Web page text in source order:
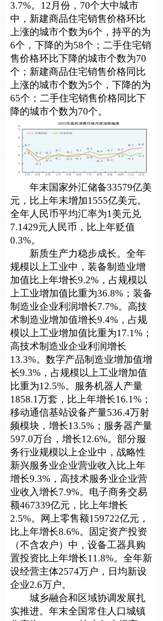
3.7%。12月份，70个大中城市
中，新建商品住宅销售价格环比
上涨的城市个数为6个，持平的为
6个，下降的为58个；二手住宅销
售价格环比下降的城市个数为70
个；新建商品住宅销售价格同比
上涨的城市个数为5个，下降的为
65个；二手住宅销售价格同比下
降的城市个数为70个。
年末国家外汇储备33579亿美
元，比上年末增加1555亿美元。
全年人民币平均汇率为1美元兑
7.1429元人民币，比上年贬值
0.3%。
新质生产力稳步成长。全年
规模以上工业中，装备制造业增
加值比上年增长9.2%，占规模以
上工业增加值比重为36.8%；装备
制造业企业利润增长7.7%。高技
术制造业增加值增长9.4%，占规
模以上工业增加值比重为17.1%；
高技术制造业企业利润增长
13.3%。数字产品制造业增加值增
长9.3%，占规模以上工业增加值
比重为12.5%。服务机器人产量
1858.1万套，比上年增长16.1%；
移动通信基站设备产量536.4万射
频模块，增长13.5%；服务器产量
597.0万台，增长12.6%。部分服
务行业规模以上企业中，战略性
新兴服务业企业营业收入比上年
增长9.3%，高技术服务业企业营
业收入增长7.9%。电子商务交易
额467339亿元，比上年增长
2.5%。网上零售额159722亿元，
比上年增长8.6%。固定资产投资
（不含农户）中，设备工器具购
置投资比上年增长11.8%。全年新
设经营主体2574万户，日均新设
企业2.6万户。
城乡融合和区域协调发展扎
实推进。年末全国常住人口城镇